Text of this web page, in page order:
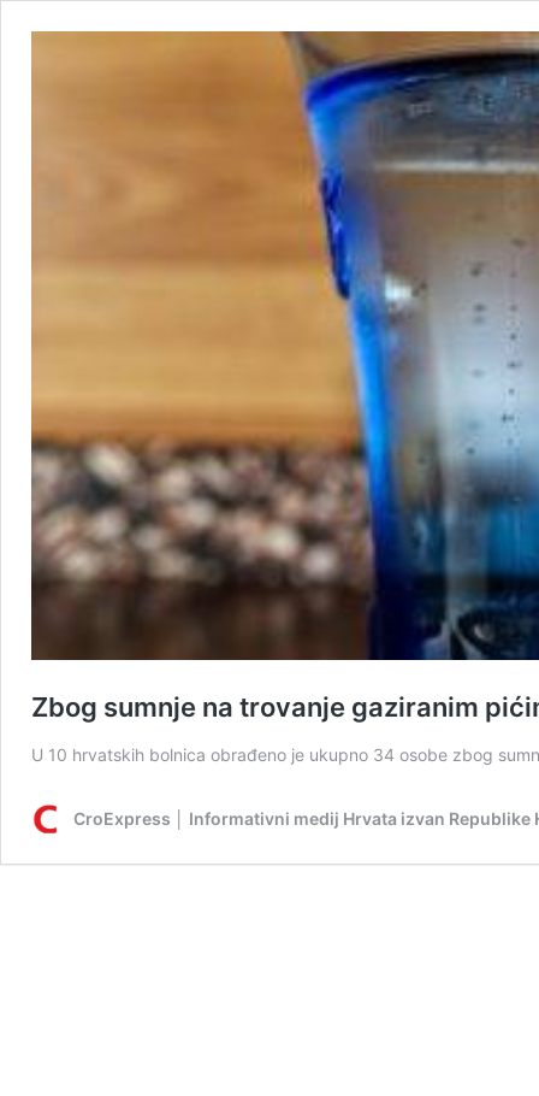
Zbog sumnje na trovanje gaziranim
U 10 hrvatskih bolnica obrađeno je ukupno 34 osobe zbog
CroExpress │ Informativni medij Hrvata izvan Republike